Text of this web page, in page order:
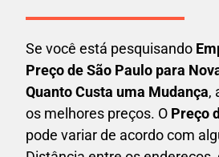
Se você está pesquisando
Preço de São Paulo para
Quanto Custa uma Mudança,
os melhores preços. O Preço
pode variar de acordo com